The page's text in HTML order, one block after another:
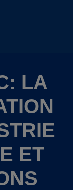
LA
ET